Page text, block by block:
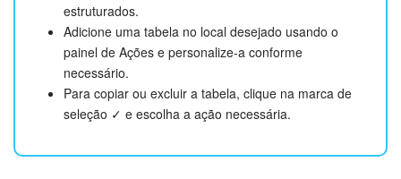
estruturados.
Adicione uma tabela no local desejado usando o
painel de Ações e personalize-a conforme
necessário.
Para copiar ou excluir a tabela, clique na marca de
seleção ✓ e escolha a ação necessária.